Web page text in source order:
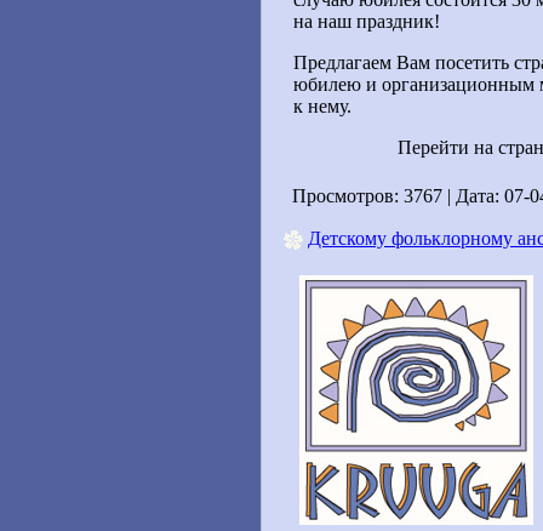
на наш праздник!
Предлагаем Вам посетить
юбилею и организационным
к нему.
Перейти на
Просмотров: 3767 | Дата: 07-
Детскому фольклорному